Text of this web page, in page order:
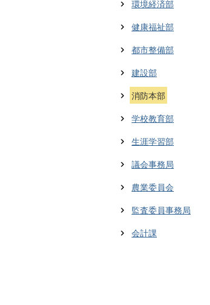
環境経済部
健康福祉部
都市整備部
建設部
消防本部
学校教育部
生涯学習部
議会事務局
農業委員会
監査委員事務局
会計課